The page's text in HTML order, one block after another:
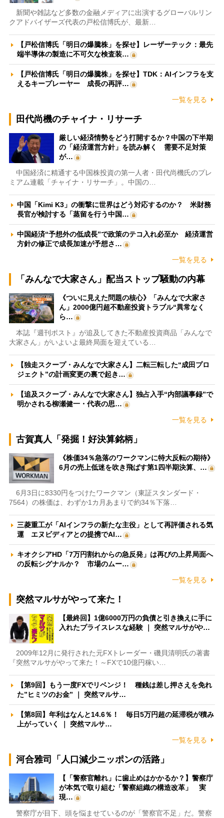
新聞や雑誌など多数の金融メディアに出演するグローバルリン
クアドバイザーズ代表の戸松信博氏が、最新…
【戸松信博氏「明日の爆騰株」を探せ】レーザーテック：最先
端半導体の製造に不可欠な検査装…
【戸松信博氏「明日の爆騰株」を探せ】TDK：AIインフラを支
えるキープレーヤー 成長の再評…
一覧を見る
田代尚機のチャイナ・リサーチ
厳しい経済情勢をどう打開するか？中国の下半期
の「経済運営方針」を読み解く 需要不足対策
が…
中国経済に精通する中国株投資の第一人者・田代尚機氏のプレ
ミアム連載「チャイナ・リサーチ」。中国の…
中国「Kimi K3」の衝撃に世界はどう対応するのか？ 米財務
長官が検討する「蒸留を行う中国…
中国経済“予想外の低成長”で政策のテコ入れ必至か 経済運営
方針の修正で成長加速が予想さ…
一覧を見る
「みんなで大家さん」配当ストップ騒動の内幕
《ついに見えた問題の核心》「みんなで大家さ
ん」2000億円超不動産投資トラブル“異常なく
ら…
本誌『週刊ポスト』が追及してきた不動産投資商品「みんなで
大家さん」がいよいよ最終局面を迎えている…
【独走スクープ・みんなで大家さん】二転三転した“成田プロ
ジェクト”の計画変更の裏で起き…
【追及スクープ・みんなで大家さん】独占入手“内部議事録”で
明かされる柳瀬健一・代表の思…
一覧を見る
古賀真人「発掘！好決算銘柄」
《株価34％急落のワークマンに特大反転の期待》
6月の売上低迷を吹き飛ばす第1四半期決算、…
6月3日に8330円をつけたワークマン（東証スタンダード・
7564）の株価は、わずか1カ月あまりで約34％下落…
三菱重工が「AIインフラの新たな主役」として再評価される気
運 エヌビディアとの提携でAI…
キオクシアHD「7万円割れからの急反発」は再びの上昇局面へ
の反転シグナルか？ 市場のムー…
一覧を見る
突然マルサがやって来た！
【最終回】1億6000万円の負債と引き換えに手に
入れたプライスレスな経験 ｜ 突然マルサがや…
2009年12月に発行された元FXトレーダー・磯貝清明氏の著書
『突然マルサがやって来た！～FXで10億円稼い…
【第9回】もう一度FXでリベンジ！ 種銭は差し押さえを免れ
た”ヒミツのお金” ｜ 突然マルサ…
【第8回】年利はなんと14.6％！ 毎日5万円超の延滞税が積み
上がっていく ｜ 突然マルサ…
一覧を見る
河合雅司「人口減少ニッポンの活路」
【「警察官離れ」に歯止めはかかるか？】警察庁
が本気で取り組む「警察組織の構造改革」 実
現…
警察庁が目下、頭を悩ませているのが「警察官不足」だ。警察